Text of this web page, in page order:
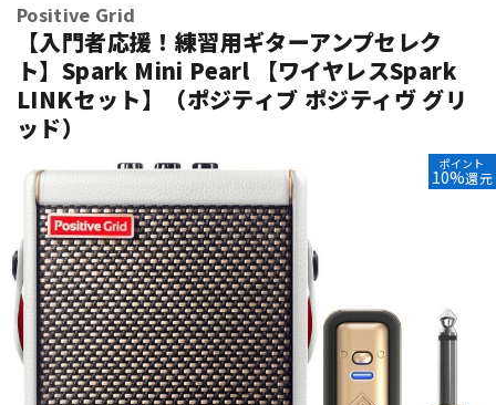
エレキギター アコギ/エレアコ
ドラム
キーボード
Positive Grid
【入門者応援！練習用ギターアンプセレク
ト】Spark Mini Pearl 【ワイヤレスSpark
LINKセット】（ポジティブ ポジティヴ グリ
ッド）
ポイント
10%還元